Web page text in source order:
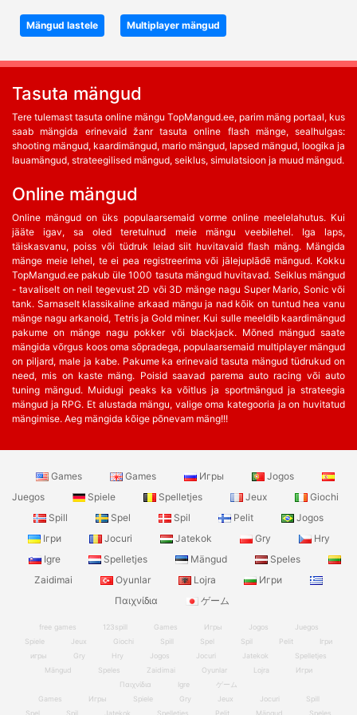
Mängud lastele Multiplayer mängud
Tasuta mängud
Tere tulemast tasuta online mängu TopMangud.ee, parim mäng portaal, kus
saab mängida erinevaid žanr tasuta online flash mänge, sealhulgas:
shooting mängud, kaardimängud, mario mängud, lapsed mängud, loogika ja
lauamängud, strateegilised mängud, seiklus, simulatsioon ja muud mängud.
Online mängud
Online mängud on üks populaarsemaid vorme online meelelahutus. Kui
jääte igav, sa oled teretulnud meie mängu veebilehel. Iga laps,
täiskasvanu, poiss või tüdruk leiad siit huvitavaid flash mäng. Mängida
mänge meie lehel, te ei pea registreerima või jālejuplādē mängud. Kokku
TopMangud.ee pakub üle 1000 tasuta mängud huvitavad. Seiklus mängud
- tavaliselt on neil tegevust 2D või 3D mänge nagu Super Mario, Sonic või
tank. Sarnaselt klassikaline arkaad mängu ja nad kõik on tuntud hea vanu
mänge nagu arkanoid, Tetris ja Gold miner. Kui sulle meeldib kaardimängud
pakume on mänge nagu pokker või blackjack. Mõned mängud saate
mängida võrgus koos oma sõpradega, populaarsemaid multiplayer mängud
on piljard, male ja kabe. Pakume ka erinevaid tasuta mängud tüdrukud on
need, mis on kaste mäng. Poisid saavad parema auto racing või auto
tuning mängud. Muidugi peaks ka võitlus ja sportmängud ja strateegia
mängud ja RPG. Et alustada mängu, valige oma kategooria ja on huvitatud
mängimise. Aeg mängida kõige põnevam mäng!!!
Games Games Игры
Jogos
Juegos
Spiele Spelletjes Jeux
Giochi
Spill
Spel Spil Pelit
Jogos
Ігри
Jocuri Jatekok Gry
Hry
Igre
Spelletjes Mängud
Speles
Zaidimai
Oyunlar Lojra
Игри
Παιχνίδια
ゲーム
free games 123spill Games Игры Jogos
Juegos
Spiele
Jeux Giochi Spill Spel Spil Pelit
Ігри
игры
Gry Hry Jogos Jocuri Jatekok
Spelletjes
Mängud
Speles Zaidimai Oyunlar Lojra
Игри
Παιχνίδια
Igre
ゲーム
Games
Игры Spiele Gry Jeux Jocuri
Spill
Spel
Spil Jatekok Spelletjes Pelit Mängud Speles